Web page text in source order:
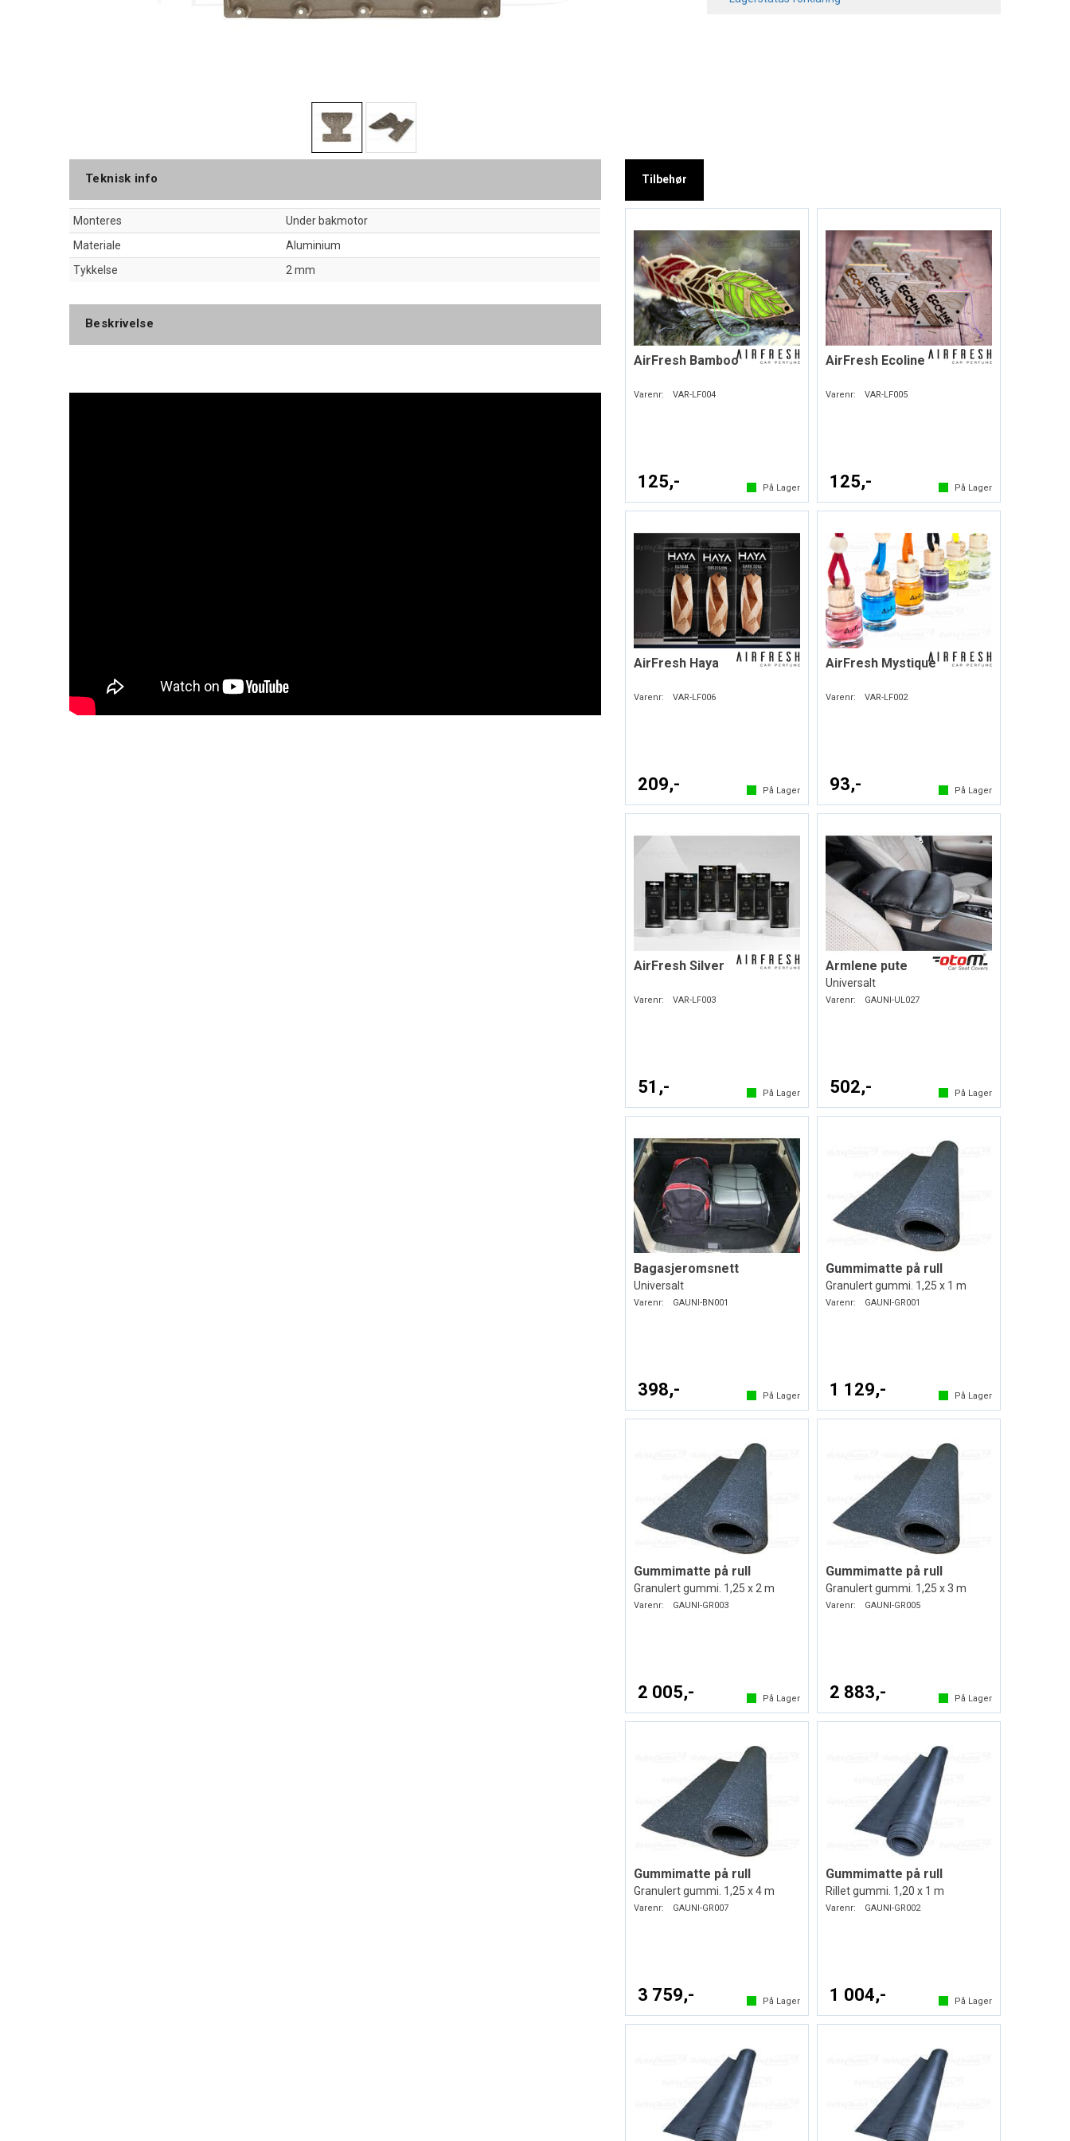
Teknisk info
Monteres
Under bakmotor
Materiale
Aluminium
Tykkelse
2 mm
Beskrivelse
Tilbehør
AirFresh Bamboo
Varenr: VAR-LF004
125,- På Lager
AirFresh Ecoline
Varenr: VAR-LF005
125,- På Lager
AirFresh Haya
Varenr: VAR-LF006
209,- På Lager
AirFresh Mystique
Varenr: VAR-LF002
93,- På Lager
AirFresh Silver
Varenr: VAR-LF003
51,- På Lager
Armlene pute
Universalt
Varenr: GAUNI-UL027
502,- På Lager
Bagasjeromsnett
Universalt
Varenr: GAUNI-BN001
398,- På Lager
Gummimatte på rull
Granulert gummi. 1,25 x 1 m
Varenr: GAUNI-GR001
1 129,- På Lager
Gummimatte på rull
Granulert gummi. 1,25 x 2 m
Varenr: GAUNI-GR003
2 005,- På Lager
Gummimatte på rull
Granulert gummi. 1,25 x 3 m
Varenr: GAUNI-GR005
2 883,- På Lager
Gummimatte på rull
Granulert gummi. 1,25 x 4 m
Varenr: GAUNI-GR007
3 759,- På Lager
Gummimatte på rull
Rillet gummi. 1,20 x 1 m
Varenr: GAUNI-GR002
1 004,- På Lager